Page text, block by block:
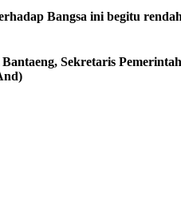
Bangsa ini begitu
Sekretaris